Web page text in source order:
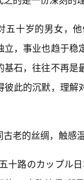
五十岁的男女，
立，事业也趋于
基石，往往不再
彼此的沉默，理
老的丝绸，触感
十路のカップル